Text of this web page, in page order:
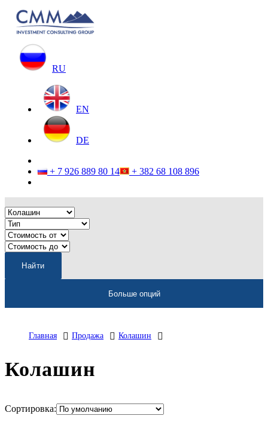
RU
EN
DE
+ 7 926 889 80 14 + 382 68 108 896
Больше опций
Главная Продажа Колашин
Колашин
Сортировка: